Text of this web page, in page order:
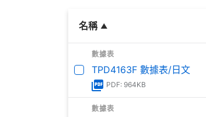
名稱
數據表
TPD4163F 數據表/日文
PDF: 964KB
數據表